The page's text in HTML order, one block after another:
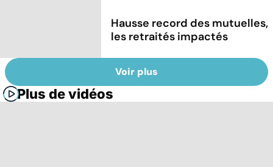
Hausse record des mutuelles,
les retraités impactés
Voir plus
Plus de vidéos